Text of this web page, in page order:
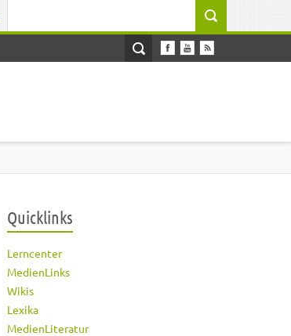
Quicklinks
Lerncenter
MedienLinks
Wikis
Lexika
MedienLiteratur